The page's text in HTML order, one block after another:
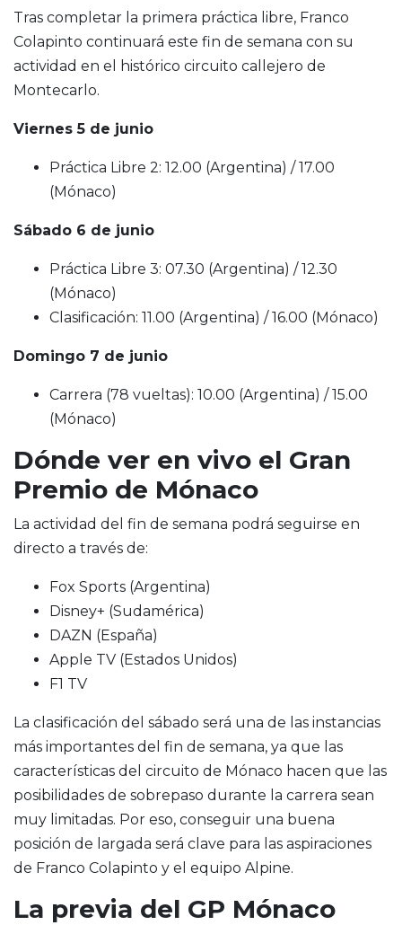
Tras completar la primera práctica libre, Franco
Colapinto continuará este fin de semana con su
actividad en el histórico circuito callejero de
Montecarlo.
Viernes 5 de junio
Práctica Libre 2: 12.00 (Argentina) / 17.00
(Mónaco)
Sábado 6 de junio
Práctica Libre 3: 07.30 (Argentina) / 12.30
(Mónaco)
Clasificación: 11.00 (Argentina) / 16.00 (Mónaco)
Domingo 7 de junio
Carrera (78 vueltas): 10.00 (Argentina) / 15.00
(Mónaco)
Dónde ver en vivo el Gran
Premio de Mónaco
La actividad del fin de semana podrá seguirse en
directo a través de:
Fox Sports (Argentina)
Disney+ (Sudamérica)
DAZN (España)
Apple TV (Estados Unidos)
F1 TV
La clasificación del sábado será una de las instancias
más importantes del fin de semana, ya que las
características del circuito de Mónaco hacen que las
posibilidades de sobrepaso durante la carrera sean
muy limitadas. Por eso, conseguir una buena
posición de largada será clave para las aspiraciones
de Franco Colapinto y el equipo Alpine.
La previa del GP Mónaco